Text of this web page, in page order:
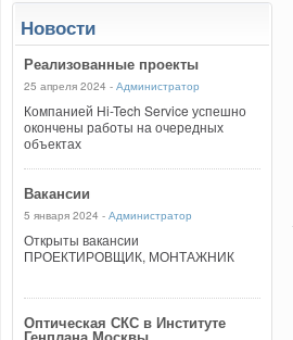
Новости
Реализованные проекты
25 апреля 2024 - Администратор
Компанией Hi-Tech Service успешно
окончены работы на очередных
объектах
Вакансии
5 января 2024 - Администратор
Открыты вакансии
ПРОЕКТИРОВЩИК, МОНТАЖНИК
Оптическая СКС в Институте